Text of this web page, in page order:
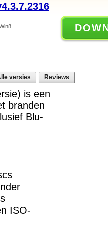
versies Reviews
is een
branden
Blu-
ISO-